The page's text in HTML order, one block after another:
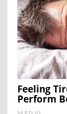
Feeling
Perform